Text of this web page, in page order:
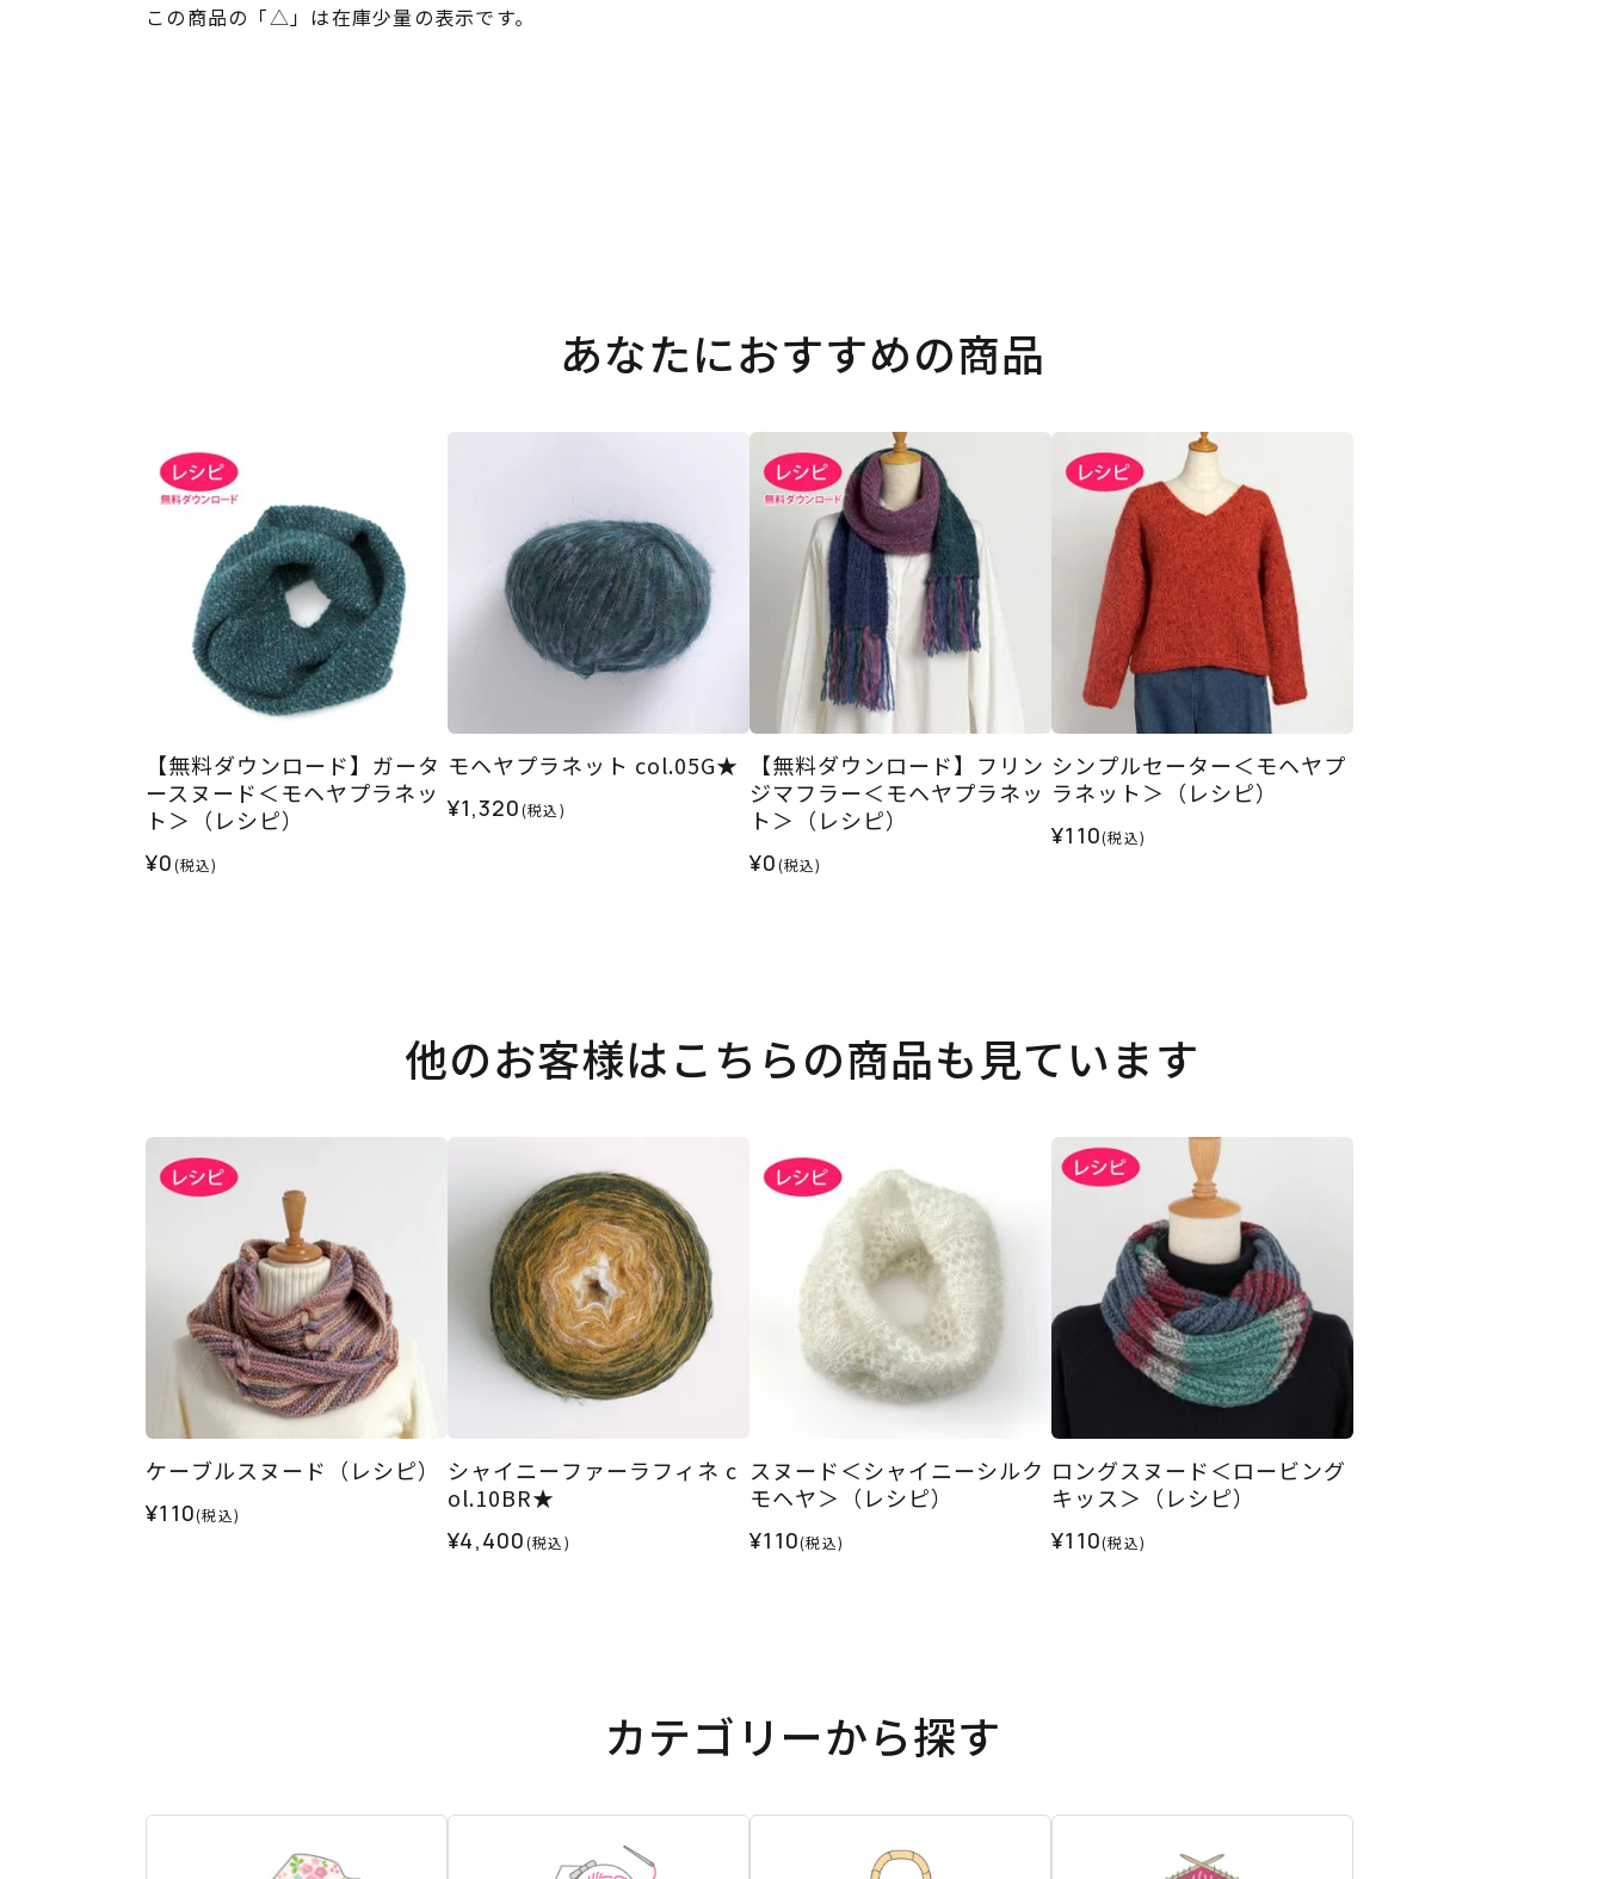
この商品の「△」は在庫少量の表示です。
あなたにおすすめの商品
【無料ダウンロード】ガータ
ースヌード＜モヘヤプラネッ
ト＞（レシピ）
¥0(税込)
モヘヤプラネット col.05G★
¥1,320(税込)
【無料ダウンロード】フリン
ジマフラー＜モヘヤプラネッ
ト＞（レシピ）
¥0(税込)
シンプルセーター＜モヘヤプ
ラネット＞（レシピ）
¥110(税込)
他のお客様はこちらの商品も見ています
ケーブルスヌード（レシピ）
¥110(税込)
シャイニーファーラフィネ c
ol.10BR★
¥4,400(税込)
スヌード＜シャイニーシルク
モヘヤ＞（レシピ）
¥110(税込)
ロングスヌード＜ロービング
キッス＞（レシピ）
¥110(税込)
カテゴリーから探す